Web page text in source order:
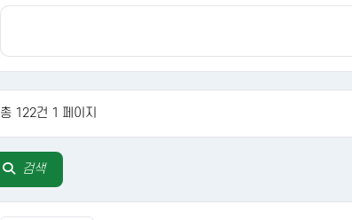
총 122건 1 페이지
검색